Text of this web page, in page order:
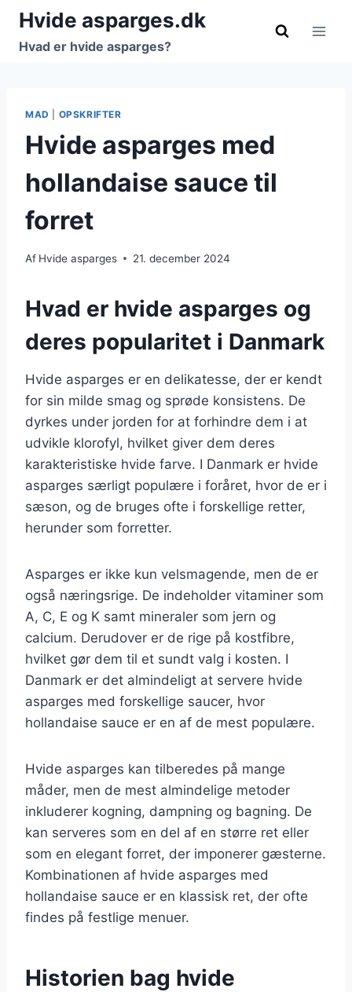
Fortsæt
indhold
Hvide asparges.dk
Hvad er hvide asparges?
MAD OPSKRIFTER
Hvide asparges med
hollandaise sauce til
forret
Af Hvide asparges 21. december 2024
Hvad er hvide asparges og
deres popularitet i Danmark
Hvide asparges er en delikatesse, der er kendt
for sin milde smag og sprøde konsistens. De
dyrkes under jorden for at forhindre dem i at
udvikle klorofyl, hvilket giver dem deres
karakteristiske hvide farve. I Danmark er hvide
asparges særligt populære i foråret, hvor de er i
sæson, og de bruges ofte i forskellige retter,
herunder som forretter.
Asparges er ikke kun velsmagende, men de er
også næringsrige. De indeholder vitaminer som
A, C, E og K samt mineraler som jern og
calcium. Derudover er de rige på kostfibre,
hvilket gør dem til et sundt valg i kosten. I
Danmark er det almindeligt at servere hvide
asparges med forskellige saucer, hvor
hollandaise sauce er en af de mest populære.
Hvide asparges kan tilberedes på mange
måder, men de mest almindelige metoder
inkluderer kogning, dampning og bagning. De
kan serveres som en del af en større ret eller
som en elegant forret, der imponerer gæsterne.
Kombinationen af hvide asparges med
hollandaise sauce er en klassisk ret, der ofte
findes på festlige menuer.
Historien bag hvide